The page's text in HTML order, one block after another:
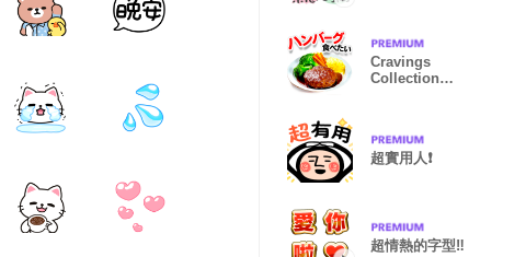
Cravings
Collection
超實用人❗️
超情熱的字型‼️